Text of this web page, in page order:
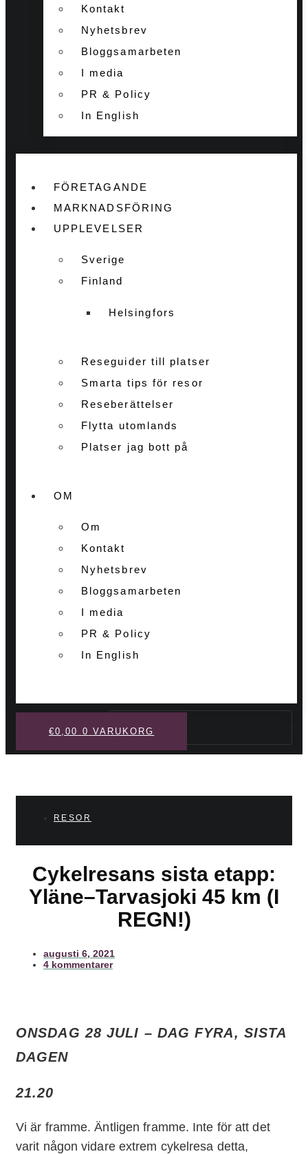
Kontakt
Nyhetsbrev
Bloggsamarbeten
I media
PR & Policy
In English
FÖRETAGANDE
MARKNADSFÖRING
UPPLEVELSER
Sverige
Finland
Helsingfors
Reseguider till platser
Smarta tips för resor
Reseberättelser
Flytta utomlands
Platser jag bott på
OM
Om
Kontakt
Nyhetsbrev
Bloggsamarbeten
I media
PR & Policy
In English
Sök
€0,00 0 VARUKORG
RESOR
Cykelresans sista etapp:
Yläne–Tarvasjoki 45 km (I
REGN!)
augusti 6, 2021
4 kommentarer
ONSDAG 28 JULI – DAG FYRA, SISTA
DAGEN
21.20
Vi är framme. Äntligen framme. Inte för att det
varit någon vidare extrem cykelresa detta,